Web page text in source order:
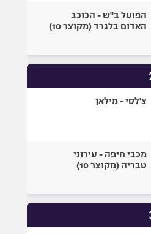
אופניים
כדורמים
פוטבול אמריקאי NFL
בייסבול MLB
גיימינג E-Sports
הפועל ב"ש - הכוכב
האדום בלגרד (מקוצר 10)
צ'לסי - מילאן
מכבי חיפה - עירוני
טבריה (מקוצר 10)